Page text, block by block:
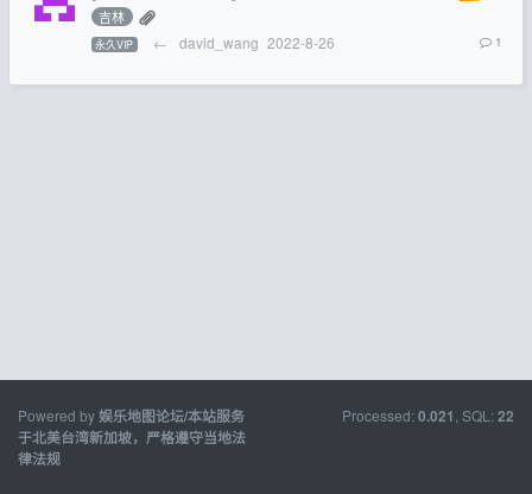
吉林
永久VIP ← david_wang 2022-8-26 1
Powered by娱乐地图论坛/本站服务
于北美台湾新加坡，严格遵守当地法
律法规
Processed: 0.021 , SQL: 22